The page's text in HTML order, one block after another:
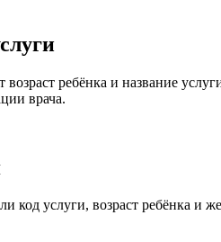
ребёнка и название
врача.
код услуги, возраст ребёнка и